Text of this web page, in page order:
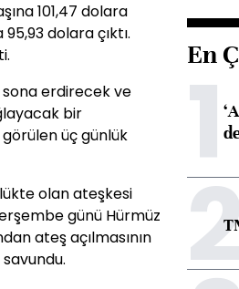
101,47 dolara
dolara çıktı.
sona erdirecek ve
bir
üç günlük
olan ateşkesi
günü Hürmüz
ateş açılmasının
En
1